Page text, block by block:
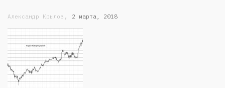
Александр Крылов , 2 марта, 2018